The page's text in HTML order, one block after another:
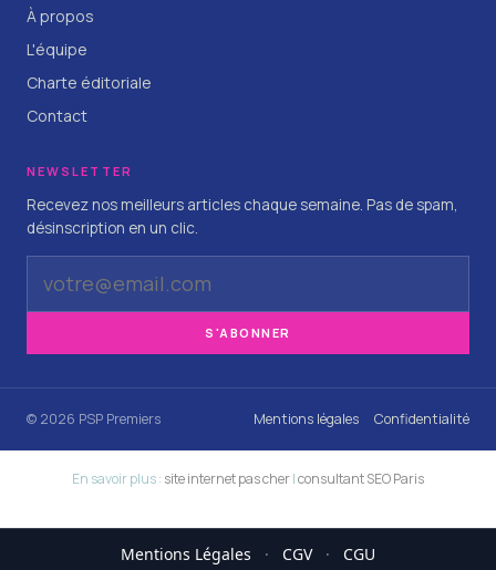
À propos
L'équipe
Charte éditoriale
Contact
NEWSLETTER
Recevez nos meilleurs articles chaque semaine. Pas de spam,
désinscription en un clic.
S'ABONNER
© 2026 PSP Premiers Mentions légales Confidentialité
En savoir plus : site internet pas cher|consultant SEO Paris
Mentions Légales · CGV · CGU